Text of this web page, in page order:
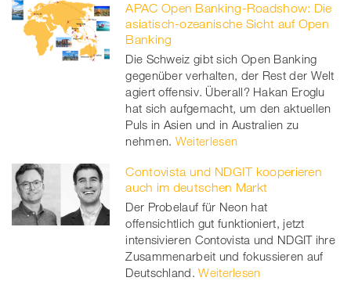
APAC Open Banking-Roadshow: Die
asiatisch-ozeanische Sicht auf Open
Banking
Die Schweiz gibt sich Open Banking
gegenüber verhalten, der Rest der Welt
agiert offensiv. Überall? Hakan Eroglu
hat sich aufgemacht, um den aktuellen
Puls in Asien und in Australien zu
nehmen. Weiterlesen
Contovista und NDGIT kooperieren
auch im deutschen Markt
Der Probelauf für Neon hat
offensichtlich gut funktioniert, jetzt
intensivieren Contovista und NDGIT ihre
Zusammenarbeit und fokussieren auf
Deutschland. Weiterlesen